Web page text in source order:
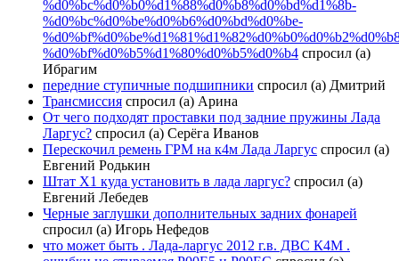
%d0%bc%d0%b0%d1%88%d0%b8%d0%bd%d1%8b-
%d0%bc%d0%be%d0%b6%d0%bd%d0%be-
%d0%bf%d0%b5%d1%80%d0%b5%d0%b4 спросил (а)
Ибрагим
передние ступичные подшипники спросил (а) Дмитрий
Трансмиссия спросил (а) Арина
От чего подходят проставки под задние пружины Лада
Ларгус? спросил (а) Серёга Иванов
Перескочил ремень ГРМ на к4м Лада Ларгус спросил (а)
Евгений Родькин
Штат Х1 куда установить в лада ларгус? спросил (а)
Евгений Лебедев
Черные заглушки дополнительных задних фонарей
спросил (а) Игорь Нефедов
что может быть . Лада-ларгус 2012 г.в. ДВС К4М .